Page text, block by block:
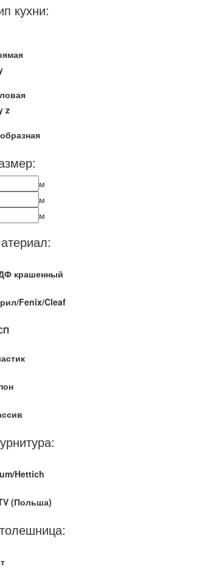
кухни:
z
м
м
м
крашенный
Fenix/Cleaf
Hettich
(Польша)